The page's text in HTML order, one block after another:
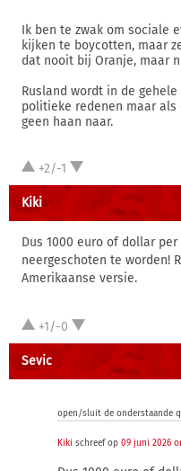
Ik ben te zwak om sociale
kijken te boycotten, maar
dat nooit bij Oranje, maar
Rusland wordt in de
politieke redenen maar
geen haan naar.
+2/-1
Kiki
Dus 1000 euro of dollar
neergeschoten te worden!
Amerikaanse versie.
+1/-0
Sevic
open/sluit de onderstaande
Kiki schreef op 09 juni 2026